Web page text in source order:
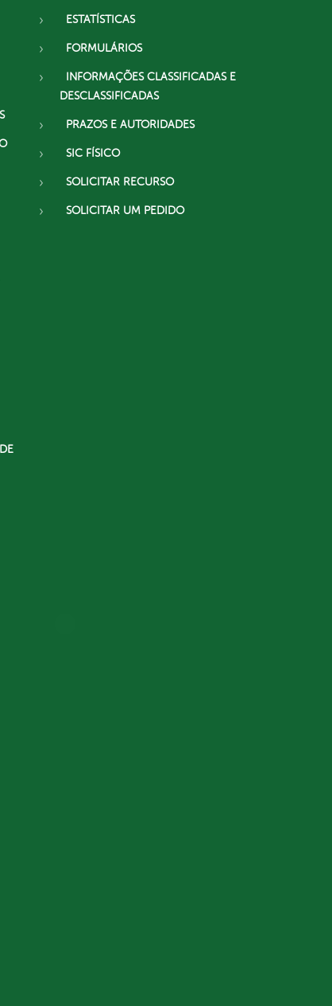
ESTATÍSTICAS
FORMULÁRIOS
INFORMAÇÕES CLASSIFICADAS E
DESCLASSIFICADAS
PRAZOS E AUTORIDADES
SIC FÍSICO
SOLICITAR RECURSO
SOLICITAR UM PEDIDO